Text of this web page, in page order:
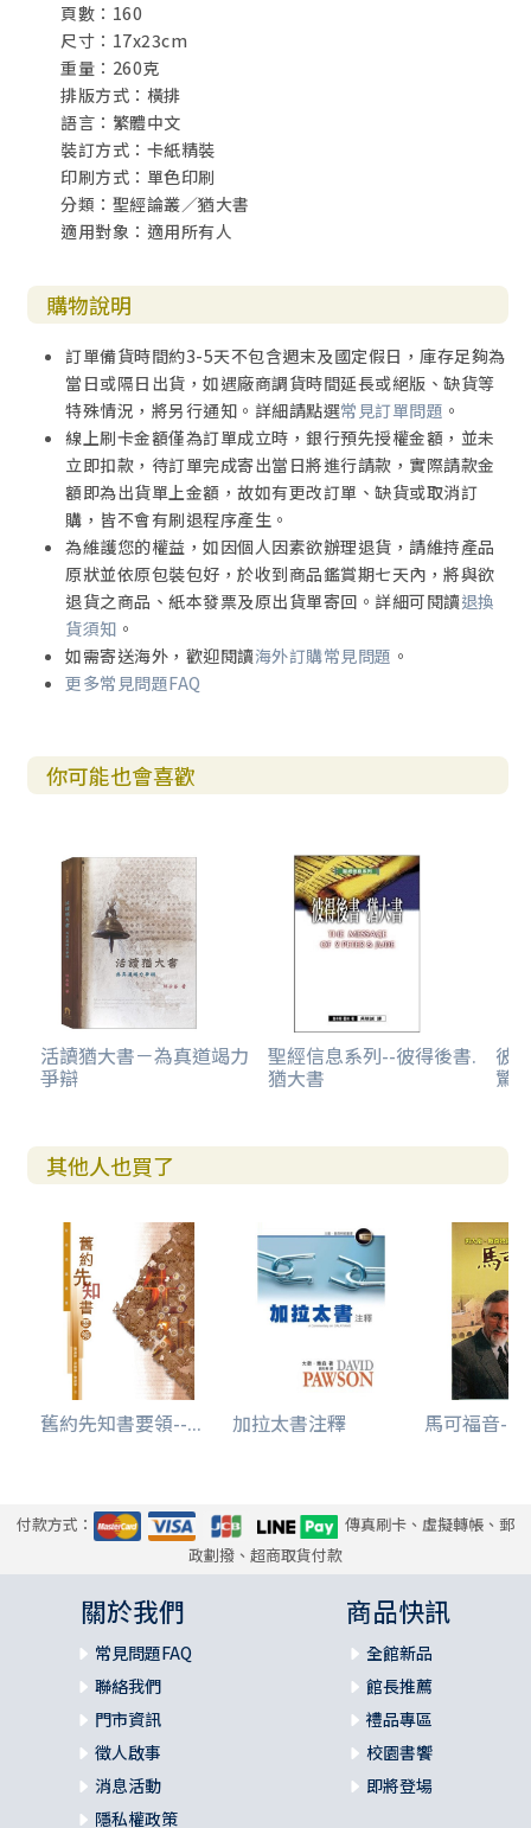
頁數：160
尺寸：17x23cm
重量：260克
排版方式：橫排
語言：繁體中文
裝訂方式：卡紙精裝
印刷方式：單色印刷
分類：聖經論叢／猶大書
適用對象：適用所有人
購物說明
訂單備貨時間約3-5天不包含週末及國定假日，庫存足夠為
當日或隔日出貨，如遇廠商調貨時間延長或絕版、缺貨等
特殊情況，將另行通知。詳細請點選常見訂單問題 。
線上刷卡金額僅為訂單成立時，銀行預先授權金額，並未
立即扣款，待訂單完成寄出當日將進行請款，實際請款金
額即為出貨單上金額，故如有更改訂單、缺貨或取消訂
購，皆不會有刷退程序產生。
為維護您的權益，如因個人因素欲辦理退貨，請維持產品
原狀並依原包裝包好，於收到商品鑑賞期七天內，將與欲
退貨之商品、紙本發票及原出貨單寄回。詳細可閱讀退換
貨須知 。
如需寄送海外，歡迎閱讀海外訂購常見問題 。
更多常見問題FAQ
你可能也會喜歡
活讀猶大書－為真道竭力
爭辯
聖經信息系列--彼得後書.
猶大書
彼
驚
其他人也買了
舊約先知書要領--... 加拉太書注釋 馬可福音--
付款方式：
傳真刷卡、虛擬轉帳、郵
政劃撥、超商取貨付款
關於我們
常見問題FAQ
聯絡我們
門市資訊
徵人啟事
消息活動
隱私權政策
商品快訊
全館新品
館長推薦
禮品專區
校園書饗
即將登場